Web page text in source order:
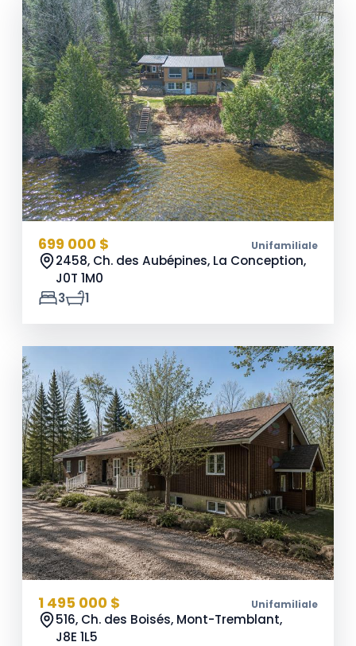
699 000 $ Unifamiliale
2458, Ch. des Aubépines, La Conception,
J0T 1M0
3
1
1 495 000 $ Unifamiliale
516, Ch. des Boisés, Mont-Tremblant,
J8E 1L5